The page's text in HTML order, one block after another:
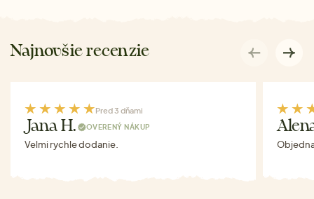
Najnovšie recenzie
Pred 3 dňami
Jana H. OVERENÝ NÁKUP
Velmi rychle dodanie.